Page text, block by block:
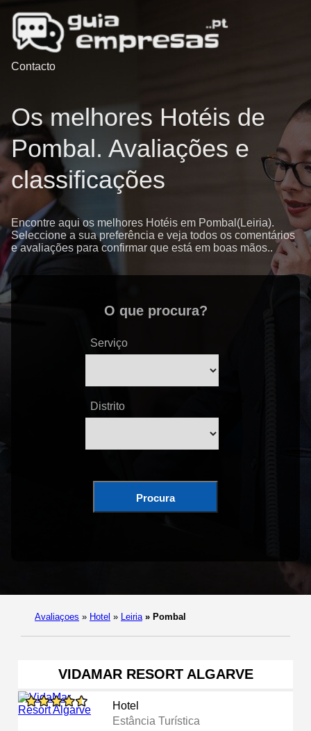
Contacto
Os melhores Hotéis de
Pombal. Avaliações e
classificações
Encontre aqui os melhores Hotéis em Pombal(Leiria).
Seleccione a sua preferência e veja todos os comentários
e avaliações para confirmar que está em boas mãos..
O que procura?
Serviço
Distrito
Procura
Avaliaçoes » Hotel » Leiria » Pombal
VIDAMAR RESORT ALGARVE
Hotel
Estância Turística